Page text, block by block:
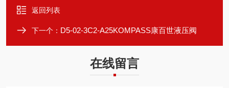
返回列表
下一个： D5-02-3C2-A25KOMPASS康百世液压阀
在线留言